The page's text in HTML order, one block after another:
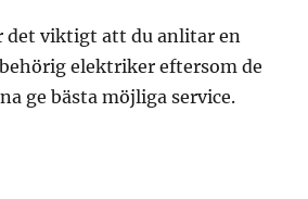
det viktigt att du anlitar en
elektriker eftersom de
ge bästa möjliga service.